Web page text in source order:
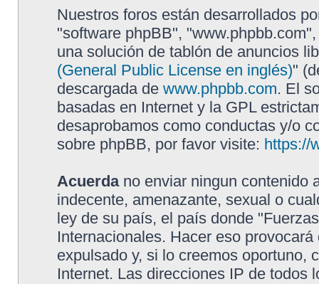
Nuestros foros están desarrollados
"software phpBB",
una solución de tablón de anuncios
(General Public License en inglés)"
descargada de www.phpbb.com. El
basadas en Internet y la GPL
desaprobamos como conductas y/o
sobre phpBB, por favor visite: https://
Acuerdano enviar ningun contenido
indecente, amenazante, sexual o
ley de su país, el país donde
Internacionales. Hacer eso
expulsado y, si lo creemos oportuno,
Internet. Las direcciones IP de todos